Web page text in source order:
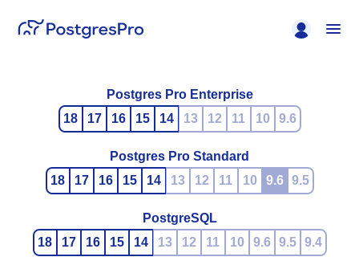
Postgres Pro Enterprise
18
17 16 15 14 13 12 11 10 9.6
Postgres Pro Standard
18
17 16 15 14 13 12 11 10 9.6 9.5
PostgreSQL
18
17 16 15 14 13 12 11 10 9.6 9.5 9.4